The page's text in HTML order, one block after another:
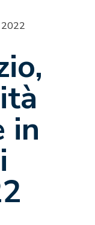
2022
in